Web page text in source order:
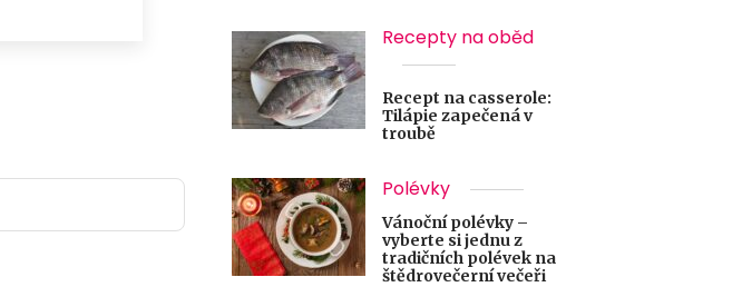
Recepty na oběd
Recept na casserole:
Tilápie zapečená v
troubě
Polévky
Vánoční polévky –
vyberte si jednu z
tradičních polévek na
štědrovečerní večeři